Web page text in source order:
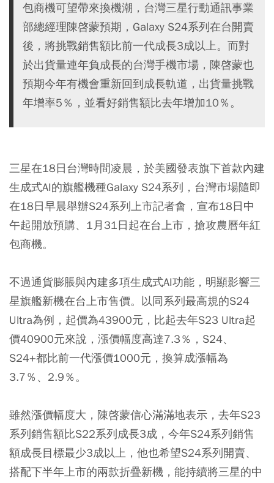
包商機可望帶來換機潮，台灣三星行動通訊事業
部總經理陳啓蒙預期，Galaxy S24系列在台開賣
後，將挑戰銷售額比前一代成長3成以上。而對
於出貨量連年負成長的台灣手機市場，陳啓蒙也
預期今年有機會重新回到成長軌道，出貨量挑戰
年增率5％，並看好銷售額比去年增加10％。
三星在18日台灣時間凌晨，於美國發表旗下首款內建
生成式AI的旗艦機種Galaxy S24系列，台灣市場隨即
在18日早晨舉辦S24系列上市記者會，宣布18日中
午起開放預購、1月31日起在台上市，搶攻農曆年紅
包商機。
不過通貨膨脹與內建多項生成式AI功能，明顯影響三
星旗艦新機在台上市售價。以同系列最高規的S24
Ultra為例，起價為43900元，比起去年S23 Ultra起
價40900元來說，漲價幅度高達7.3％，S24、
S24+都比前一代漲價1000元，換算成漲幅為
3.7％、2.9％。
雖然漲價幅度大，陳啓蒙信心滿滿地表示，去年S23
系列銷售額比S22系列成長3成，今年S24系列銷售
額成長目標最少3成以上，他也希望S24系列開賣、
搭配下半年上市的兩款折疊新機，能持續將三星的中